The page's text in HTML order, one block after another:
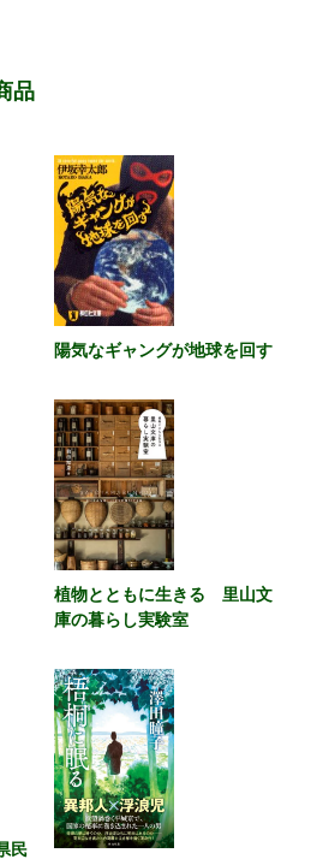
品
陽気なギャングが地球を回す
植物とともに生きる 里山文
庫の暮らし実験室
民